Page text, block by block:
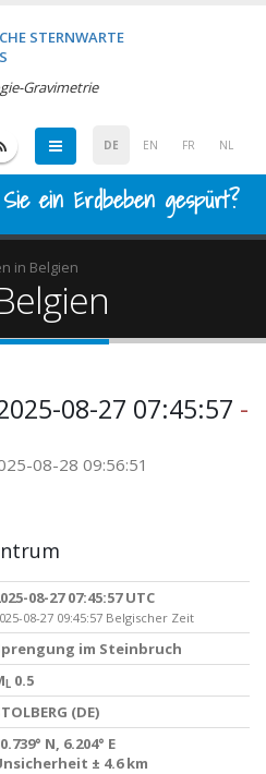
STERNWARTE
Gravimetrie
DE EN FR NL
ein Erdbeben gespürt?
in Belgien
08-27 07:45:57 -
08-28 09:56:51
08-27 07:45:57 UTC
08-27 09:45:57 Belgischer Zeit
im Steinbruch
L 0.5
(DE)
N, 6.204° E
± 4.6 km